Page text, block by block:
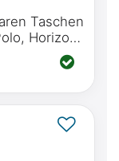
Taschen
Horizon,
Polo